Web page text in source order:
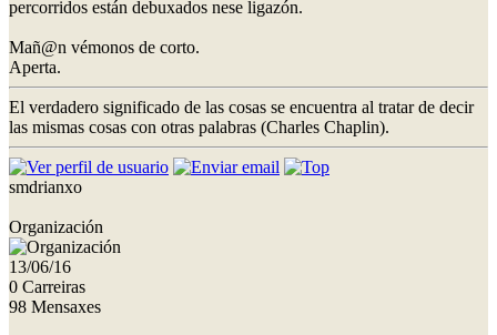
percorridos están debuxados nese ligazón.
Mañ@n vémonos de corto.
Aperta.
El verdadero significado de las cosas se encuentra al tratar de decir
las mismas cosas con otras palabras (Charles Chaplin).
smdrianxo
Organización
13/06/16
0 Carreiras
98 Mensaxes